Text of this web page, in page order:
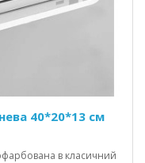
40*20*13 см
в класичний